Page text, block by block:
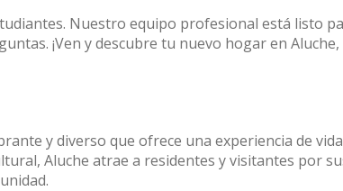
Nuestro equipo profesional está listo
¡Ven y descubre tu nuevo hogar en Aluche,
y diverso que ofrece una experiencia de vida
Aluche atrae a residentes y visitantes por